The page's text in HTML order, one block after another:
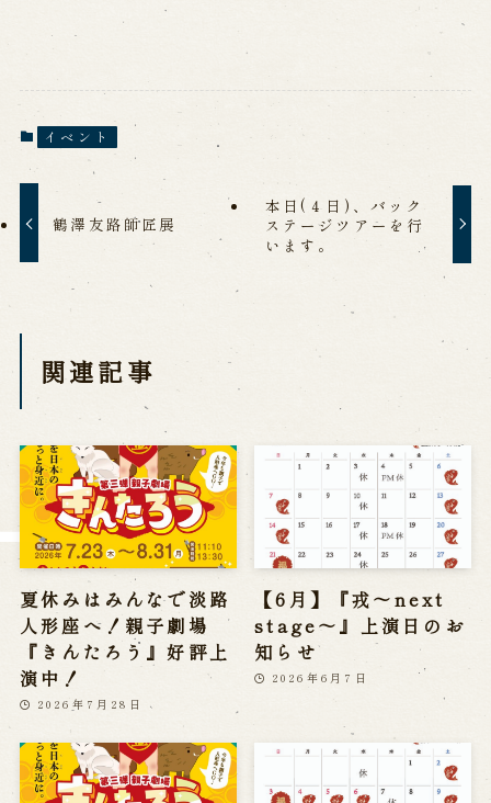
FAQ
Reservation
Online Reservation
Reservation via e-mail form
Phone Reservations
※株式会社うずのくに南あわじの求人情報ページへ移動します
関連施設
通販サイトうずのくに
道の駅うずしお
うずの丘大鳴門橋記念館
イベント
鶴澤友路師匠展
本日(４日)、バック
ステージツアーを行
います。
関連記事
夏休みはみんなで淡路
人形座へ！親子劇場
『きんたろう』好評上
演中！
2026年7月28日
【6月】『戎～next
stage～』上演日のお
知らせ
2026年6月7日